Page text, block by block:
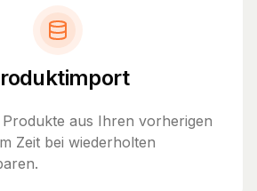
aus Ihren vorherigen
Zeit bei wiederholten